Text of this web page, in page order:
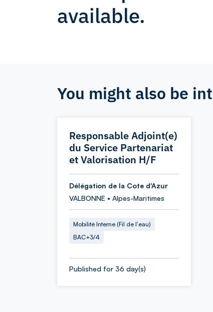
available.
You might also be
Responsable Adjoint(e)
du Service Partenariat
et Valorisation H/F
Délégation de la Cote d'Azur
VALBONNE • Alpes-Maritimes
Mobilité Interne (Fil de l'eau)
BAC+3/4
Published for 36 day(s)